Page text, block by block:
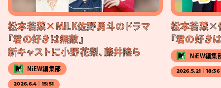
松本若菜×M!LK佐野勇斗のドラマ
『君の好きは無敵』
新キャストに小野花梨、藤井隆ら
NiEW編集部
2026.6.4｜15:51
松本若菜×
『君の好き
NiEW編集
2026.5.21｜18:36